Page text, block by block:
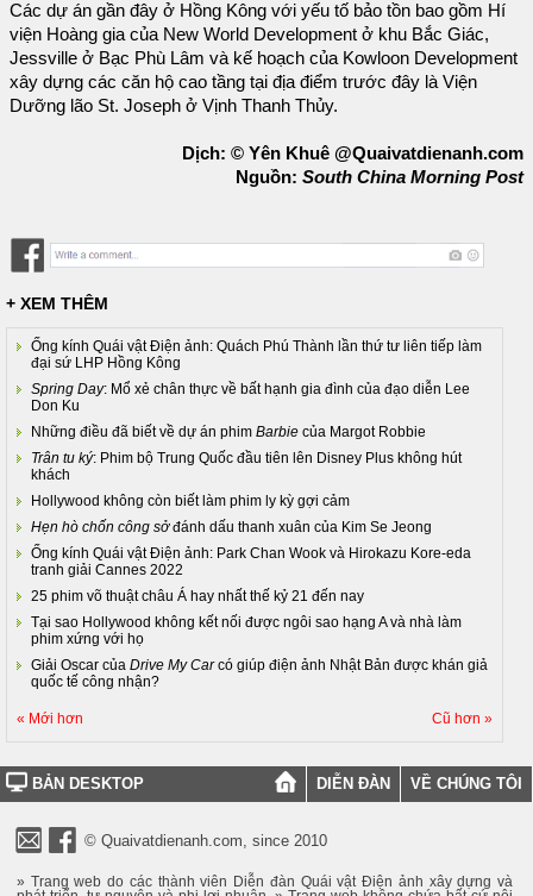
Các dự án gần đây ở Hồng Kông với yếu tố bảo tồn bao gồm Hí
viện Hoàng gia của New World Development ở khu Bắc Giác,
Jessville ở Bạc Phù Lâm và kế hoạch của Kowloon Development
xây dựng các căn hộ cao tầng tại địa điểm trước đây là Viện
Dưỡng lão St. Joseph ở Vịnh Thanh Thủy.
Dịch: © Yên Khuê @Quaivatdienanh.com
Nguồn: South China Morning Post
+ XEM THÊM
Ống kính Quái vật Điện ảnh: Quách Phú Thành lần thứ tư liên tiếp làm
đại sứ LHP Hồng Kông
Spring Day: Mổ xẻ chân thực về bất hạnh gia đình của đạo diễn Lee
Don Ku
Những điều đã biết về dự án phim Barbie của Margot Robbie
Trân tu ký: Phim bộ Trung Quốc đầu tiên lên Disney Plus không hút
khách
Hollywood không còn biết làm phim ly kỳ gợi cảm
Hẹn hò chốn công sởđánh dấu thanh xuân của Kim Se Jeong
Ống kính Quái vật Điện ảnh: Park Chan Wook và Hirokazu Kore-eda
tranh giải Cannes 2022
25 phim võ thuật châu Á hay nhất thế kỷ 21 đến nay
Tại sao Hollywood không kết nối được ngôi sao hạng A và nhà làm
phim xứng với họ
Giải Oscar của Drive My Carcó giúp điện ảnh Nhật Bản được khán giả
quốc tế công nhận?
« Mới hơn Cũ hơn »
BẢN DESKTOP DIỄN ĐÀN VỀ CHÚNG TÔI
© Quaivatdienanh.com, since 2010
» Trang web do các thành viên Diễn đàn Quái vật Điện ảnh xây dựng và